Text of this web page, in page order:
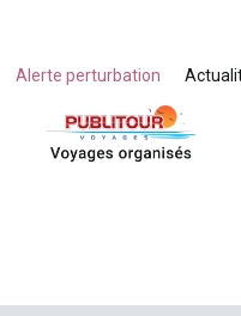
Alerte perturbation
Voyages organisés